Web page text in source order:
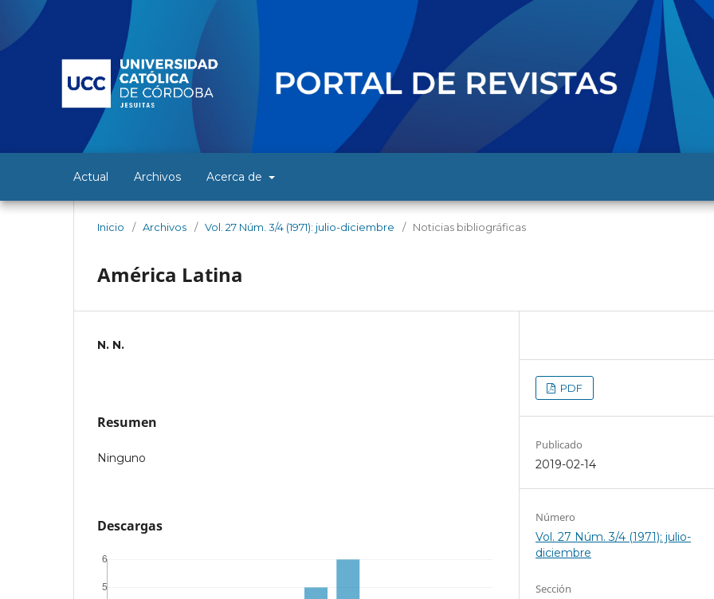
Actual Archivos Acerca de
Inicio / Archivos / Vol. 27 Núm. 3/4 (1971): julio-diciembre / Noticias bibliográficas
América Latina
N. N.
Resumen
Ninguno
Descargas
PDF
Publicado
2019-02-14
Número
Vol. 27 Núm. 3/4 (1971): julio-
diciembre
Sección